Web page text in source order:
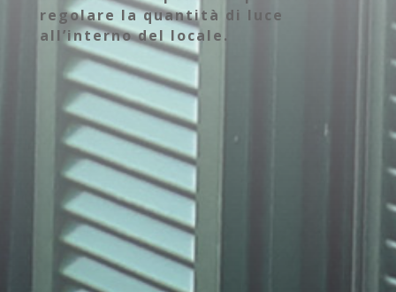
regolare la quantità di luce
all’interno del locale.